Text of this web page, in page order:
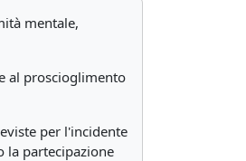
mentale,
al proscioglimento
per l'incidente
la partecipazione